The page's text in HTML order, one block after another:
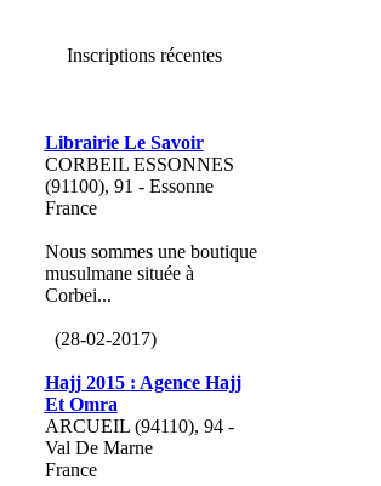
Inscriptions récentes
Librairie Le Savoir
CORBEIL ESSONNES
(91100), 91 - Essonne
France
Nous sommes une boutique
musulmane située à
Corbei...
(28-02-2017)
Hajj 2015 : Agence Hajj
Et Omra
ARCUEIL (94110), 94 -
Val De Marne
France